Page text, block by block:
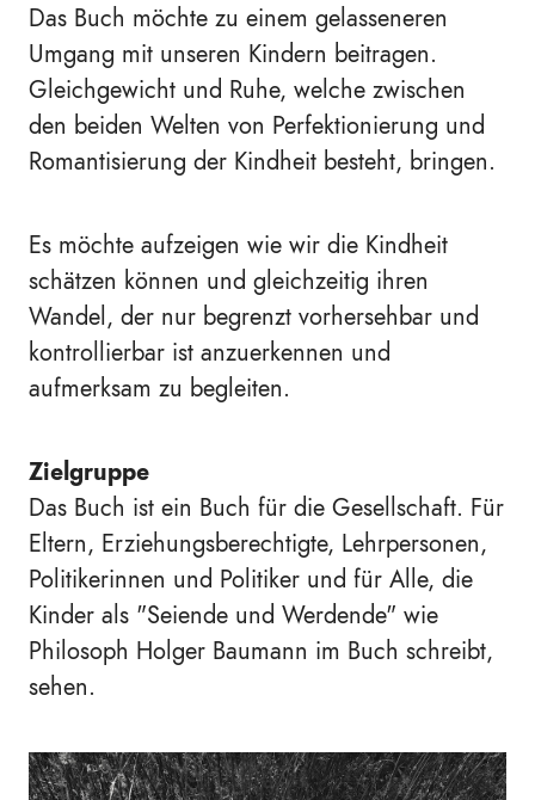
Das Buch möchte zu einem gelasseneren
Umgang mit unseren Kindern beitragen.
Gleichgewicht und Ruhe, welche zwischen
den beiden Welten von Perfektionierung und
Romantisierung der Kindheit besteht, bringen.
Es möchte aufzeigen wie wir die Kindheit
schätzen können und gleichzeitig ihren
Wandel, der nur begrenzt vorhersehbar und
kontrollierbar ist anzuerkennen und
aufmerksam zu begleiten.
Zielgruppe
Das Buch ist ein Buch für die Gesellschaft. Für
Eltern, Erziehungsberechtigte, Lehrpersonen,
Politikerinnen und Politiker und für Alle, die
Kinder als "Seiende und Werdende" wie
Philosoph Holger Baumann im Buch schreibt,
sehen.